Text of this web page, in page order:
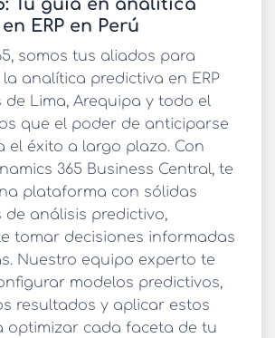
Tu guía en analítica
ERP en Perú
somos tus aliados para
la analítica predictiva en ERP
de Lima, Arequipa y todo el
que el poder de anticiparse
el éxito a largo plazo. Con
365 Business Central, te
plataforma con sólidas
de análisis predictivo,
tomar decisiones informadas
Nuestro equipo experto te
modelos predictivos,
resultados y aplicar estos
optimizar cada faceta de tu